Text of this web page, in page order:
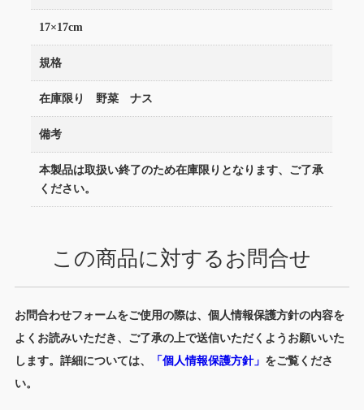
17×17cm
規格
在庫限り 野菜 ナス
備考
本製品は取扱い終了のため在庫限りとなります、ご了承
ください。
この商品に対するお問合せ
お問合わせフォームをご使用の際は、個人情報保護方針の内容を
よくお読みいただき、ご了承の上で送信いただくようお願いいた
します。詳細については、
「個人情報保護方針」 をご覧くださ
い。